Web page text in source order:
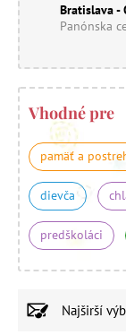
Bratislava -
Panónska
Vhodné pre
pamäť a
dievča
predškoláci
Najširší